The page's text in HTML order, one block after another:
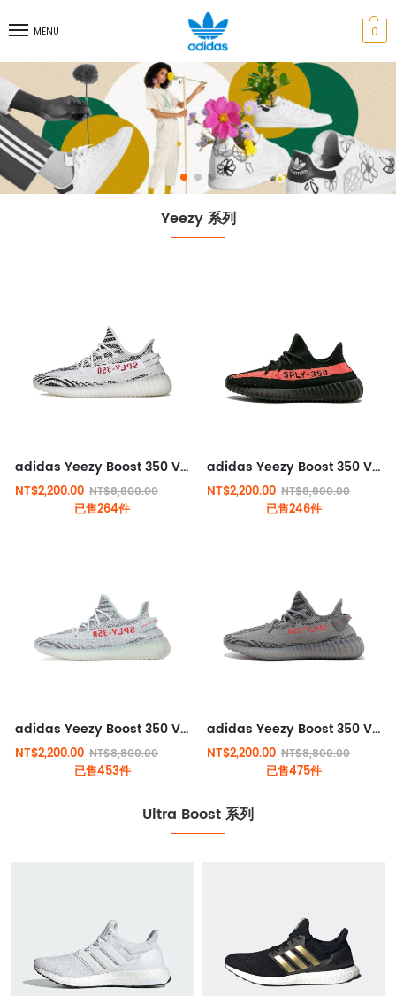
MENU 0
Yeezy 系列
adidas Yeezy Boost 350 V2 經典運動款 白斑馬
NT$2,200.00 NT$8,800.00
已售264件
adidas Yeezy Boost 350 V2 經典運動款 黑粉
NT$2,200.00 NT$8,800.00
已售246件
adidas Yeezy Boost 350 V2 經典運動款 可燃冰
NT$2,200.00 NT$8,800.00
已售453件
adidas Yeezy Boost 350 V2 經典運動款 灰橙
NT$2,200.00 NT$8,800.00
已售475件
Ultra Boost 系列